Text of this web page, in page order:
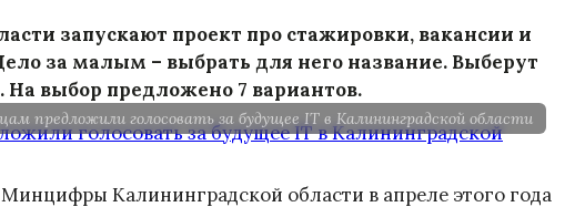
запускают проект про стажировки, вакансии и
за малым – выбрать для него название. Выберут
На выбор предложено 7 вариантов.
предложили голосовать за будущее IT в Калининградской области
Калининградской области в апреле этого года